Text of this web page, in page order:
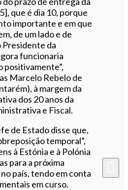
que é dia 10, porque
importante e em que
de um lado e de
Presidente da
funcionaria
positivamente”,
Marcelo Rebelo de
à margem da
dos 20 anos da
e Fiscal.
de Estado disse que,
temporal”,
à Estónia e à Polónia
para a próxima
país, tendo em conta
em curso.